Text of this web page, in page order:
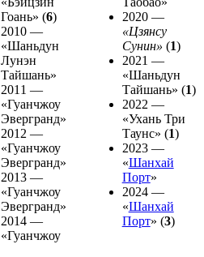
Гоань» (6)
2010 —
«Шаньдун
Лунэн
Тайшань»
2011 —
«Гуанчжоу
Эвергранд»
2012 —
«Гуанчжоу
Эвергранд»
2013 —
«Гуанчжоу
Эвергранд»
2014 —
«Гуанчжоу
2020—
«Цзянсу
Сунин» (1)
2021 —
«Шаньдун
Тайшань» (1)
2022—
«Ухань Три
Таунс» (1)
2023—
«Шанхай
Порт»
2024—
«Шанхай
Порт» (3)